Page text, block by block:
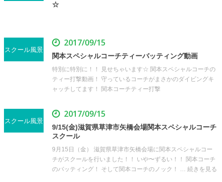
☆
スクール風景
2017/09/15
関本スペシャルコーチティーバッティング動画
特別に特別に！！ 見せちゃいます☆ 関本スペシャルコーチの
ティー打撃動画！ 守っているコーチがまさかのダイビングキ
ャッチしてます！ 関本コーチティー打撃
スクール風景
2017/09/15
9/15(金)滋賀県草津市矢橋会場関本スペシャルコーチ
スクール
9月15日（金） 滋賀県草津市矢橋会場に関本スペシャルコー
チがスクールを行いました！！ いや〜ずるい！！ 関本コーチ
のバッティング！ そして関本コーチのノック！ … 続きを見る